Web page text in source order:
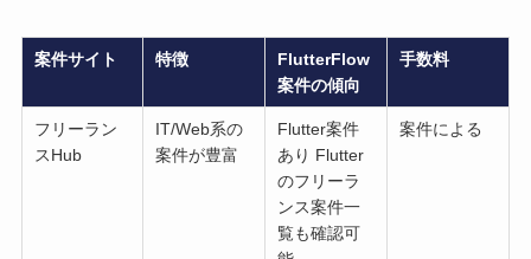
案件サイト 特徴
FlutterFlow
案件の傾向
手数料
フリーラン
スHub
IT/Web系の
案件が豊富
Flutter案件
あり Flutter
のフリーラ
ンス案件一
覧も確認可
案件による